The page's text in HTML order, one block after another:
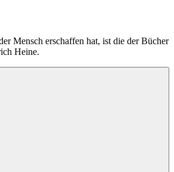
Mensch erschaffen hat, ist die der Bücher
Heine.